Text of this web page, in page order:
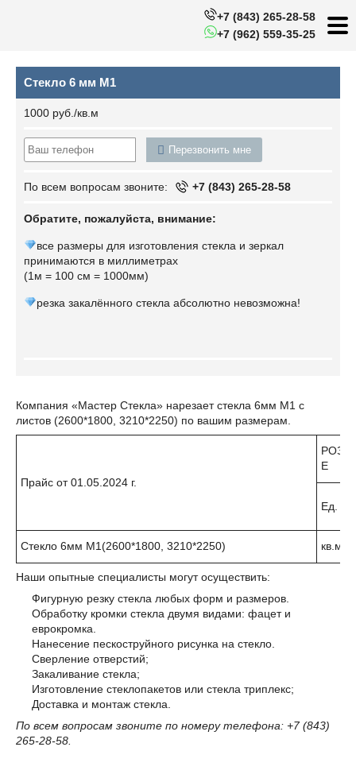
+7 (843) 265-28-58
+7 (962) 559-35-25
Стекло 6 мм М1
1000 руб./кв.м
Перезвонить мне
По всем вопросам звоните: +7 (843) 265-28-58
Обратите, пожалуйста, внимание:
все размеры для изготовления стекла и зеркал
принимаются в миллиметрах
(1м = 100 см = 1000мм)
резка закалённого стекла абсолютно невозможна!
Компания «Мастер Стекла» нарезает стекла 6мм М1 с
листов (2600*1800, 3210*2250) по вашим размерам.
Прайс от 01.05.2024 г.
Е
Ед.
Стекло 6мм М1(2600*1800, 3210*2250) кв.м
Наши опытные специалисты могут осуществить:
Фигурную резку стекла любых форм и размеров.
Обработку кромки стекла двумя видами: фацет и
еврокромка.
Нанесение пескоструйного рисунка на стекло.
Сверление отверстий;
Закаливание стекла;
Изготовление стеклопакетов или стекла триплекс;
Доставка и монтаж стекла.
По всем вопросам звоните по номеру телефона: +7 (843)
265-28-58.